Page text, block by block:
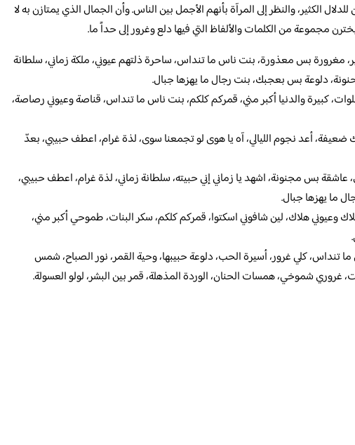
الكثير، والنظر إلى المرآة بأنهم الأجمل بين الناس. وأن الجمال الذي يمتازن به لا
مجموعة من الكلمات والألفاظ التي فيها دلع وغرور إلى حداً ما.
مغرورة بس معذورة، بنت ناس ما تنداس، ساحرة ذلتهم عيوني، ملكة زماني، سلطانة
دلوعة بس بعجبك، بنت رجال ما يهزها جبال.
كبيرة والدنيا أكبر مني، قمركم كلكم، بنت ناس ما تنداس، قناصة وعيوني رصاصة،
أعد نجوم الليالي، آه يا هوى لو تجمعنا سوى، لذة غرام، اعطف حبيبي، بعدّ
عاشقة بس مجنونة، اشهد يا زماني إني حبيته، سلطانة زماني، لذة غرام، اعطف حبيبي،
ما يهزها جبال.
وعيوني هلاك، لين شافوني اسكتوا، قمركم كلكم، سكر البنات، طموحي أكبر مني،
تنداس، كلي غرور، أسيرة الحب، دلوعة حبيبها، وحية القمر، نور الصباح، شمس
غروري شموخي، همسات الحنان، الوردة المذهلة، قمر بين البشر، لولو العسولة.